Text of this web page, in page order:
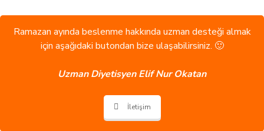
Ramazan ayında beslenme hakkında uzman desteği almak
için aşağıdaki butondan bize ulaşabilirsiniz. 🙂
Uzman Diyetisyen Elif Nur Okatan
İletişim